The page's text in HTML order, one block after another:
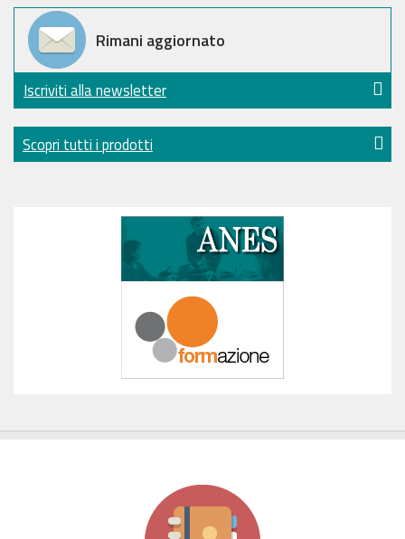
Rimani aggiornato
Iscriviti alla newsletter
Scopri tutti i prodotti